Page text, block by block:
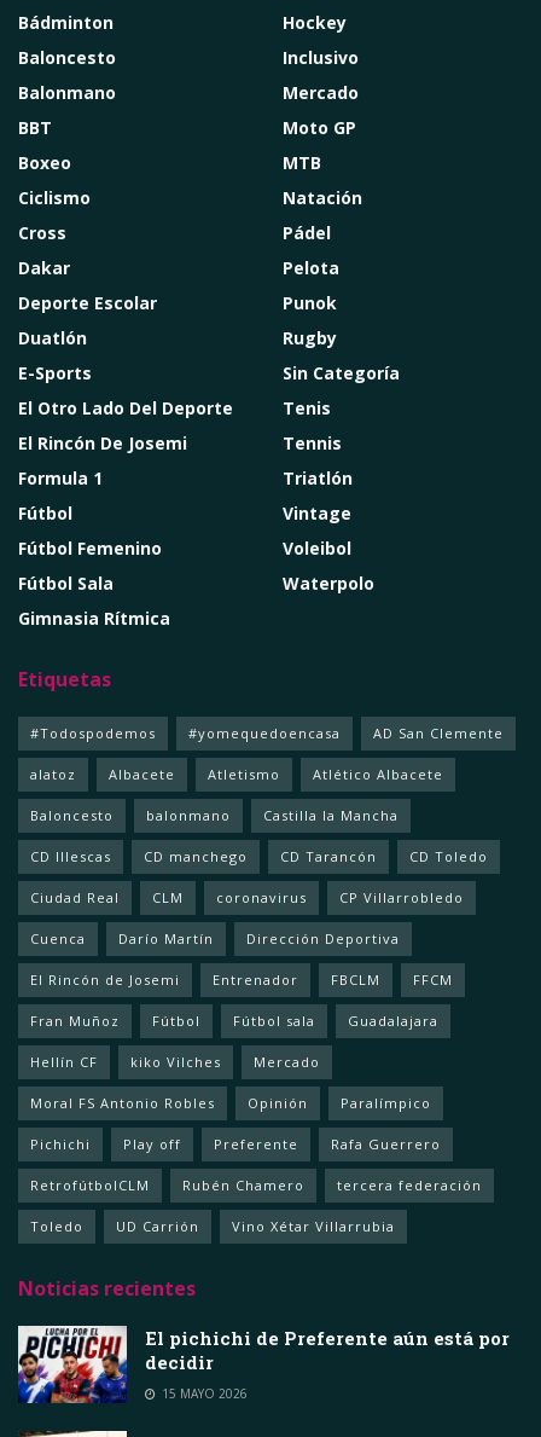
Bádminton
Baloncesto
Balonmano
BBT
Boxeo
Ciclismo
Cross
Dakar
Deporte Escolar
Duatlón
E-Sports
El Otro Lado Del Deporte
El Rincón De Josemi
Formula 1
Fútbol
Fútbol Femenino
Fútbol Sala
Gimnasia Rítmica
Hockey
Inclusivo
Mercado
Moto GP
MTB
Natación
Pádel
Pelota
Punok
Rugby
Sin Categoría
Tenis
Tennis
Triatlón
Vintage
Voleibol
Waterpolo
Etiquetas
#Todospodemos #yomequedoencasa AD San Clemente
alatoz Albacete Atletismo Atlético Albacete
Baloncesto balonmano Castilla la Mancha
CD Illescas CD manchego CD Tarancón CD Toledo
Ciudad Real CLM coronavirus CP Villarrobledo
Cuenca Darío Martín Dirección Deportiva
El Rincón de Josemi Entrenador FBCLM FFCM
Fran Muñoz Fútbol Fútbol sala Guadalajara
Hellín CF kiko Vilches Mercado
Moral FS Antonio Robles Opinión Paralímpico
Pichichi Play off Preferente Rafa Guerrero
RetrofútbolCLM Rubén Chamero tercera federación
Toledo UD Carrión Vino Xétar Villarrubia
Noticias recientes
El pichichi de Preferente aún está por
decidir
15 MAYO 2026